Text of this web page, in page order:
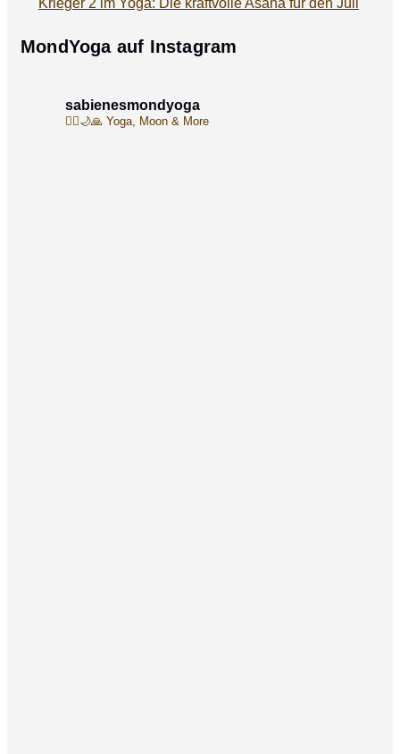
MondYoga auf Instagram
sabienesmondyoga
🧘‍♀️🌙🙏 Yoga, Moon & More